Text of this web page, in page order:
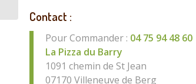
Contact :
Pour Commander : 04 75 94 48 60
La Pizza du Barry
1091 chemin de St Jean
07170 Villeneuve de Berg